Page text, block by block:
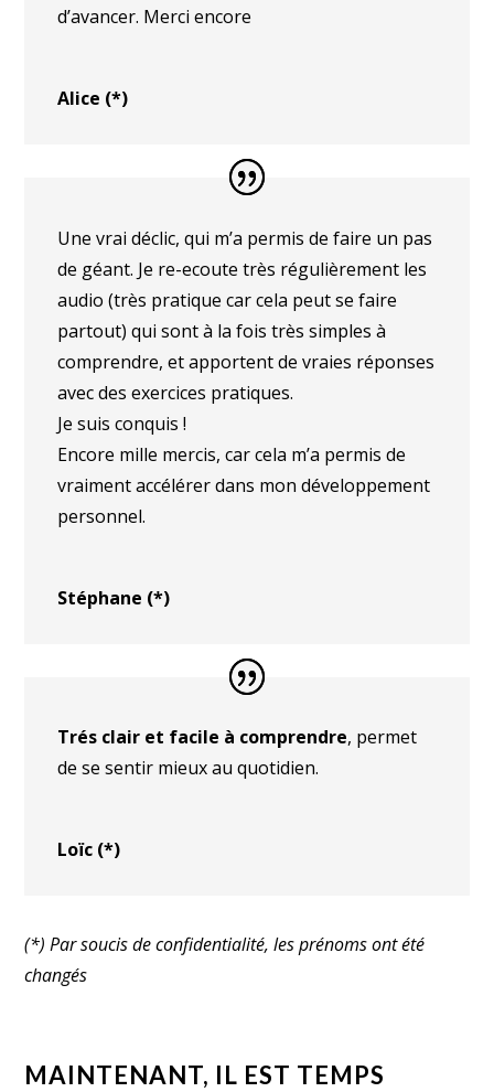
d’avancer. Merci encore
Alice (*)
Une vrai déclic, qui m’a permis de faire un pas
de géant. Je re-ecoute très régulièrement les
audio (très pratique car cela peut se faire
partout) qui sont à la fois très simples à
comprendre, et apportent de vraies réponses
avec des exercices pratiques.
Je suis conquis !
Encore mille mercis, car cela m’a permis de
vraiment accélérer dans mon développement
personnel.
Stéphane (*)
Trés clair et facile à comprendre, permet
de se sentir mieux au quotidien.
Loïc (*)
(*) Par soucis de confidentialité, les prénoms ont été
changés
MAINTENANT, IL EST TEMPS